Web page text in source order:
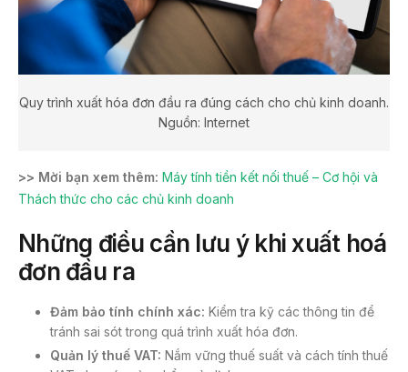
Quy trình xuất hóa đơn đầu ra đúng cách cho chủ kinh doanh.
Nguồn: Internet
>> Mời bạn xem thêm: Máy tính tiền kết nối thuế – Cơ hội và
Thách thức cho các chủ kinh doanh
Những điều cần lưu ý khi xuất hoá
đơn đầu ra
Đảm bảo tính chính xác: Kiểm tra kỹ các thông tin để
tránh sai sót trong quá trình xuất hóa đơn.
Quản lý thuế VAT: Nắm vững thuế suất và cách tính thuế